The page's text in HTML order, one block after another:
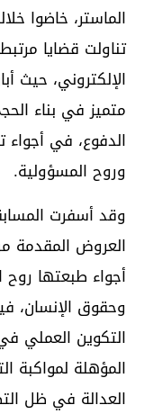
الماستر، خاضوا
تناولت قضايا
الإلكتروني، حيث
متميز في بناء
الدفوع، في أجواء
وروح المسؤولية.
وقد أسفرت
العروض
أجواء طبعتها روح
وحقوق الإنسان،
التكوين العملي
المؤهلة لمواكبة
العدالة في ظل